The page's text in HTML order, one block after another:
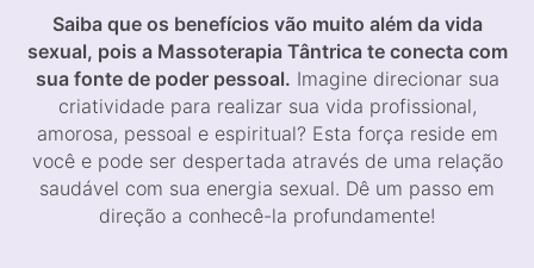
Saiba que os benefícios vão muito além da vida
sexual, pois a Massoterapia Tântrica te conecta com
sua fonte de poder pessoal. Imagine direcionar sua
criatividade para realizar sua vida profissional,
amorosa, pessoal e espiritual? Esta força reside em
você e pode ser despertada através de uma relação
saudável com sua energia sexual. Dê um passo em
direção a conhecê-la profundamente!